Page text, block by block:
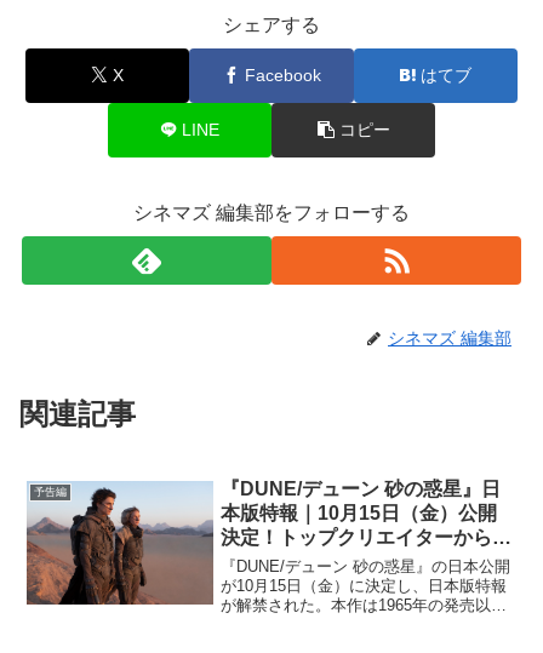
シェアする
X Facebook はてブ
LINE コピー
シネマズ 編集部をフォローする
シネマズ 編集部
関連記事
予告編
『DUNE/デューン 砂の惑星』日
本版特報｜10月15日（金）公開
決定！トップクリエイターから期
待の声続々到着
『DUNE/デューン 砂の惑星』の日本公開
が10月15日（金）に決定し、日本版特報
が解禁された。本作は1965年の発売以